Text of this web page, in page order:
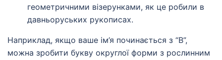
геометричними візерунками, як це робили в
давньоруських рукописах.
Наприклад, якщо ваше ім’я починається з “В”,
можна зробити букву округлої форми з рослинним